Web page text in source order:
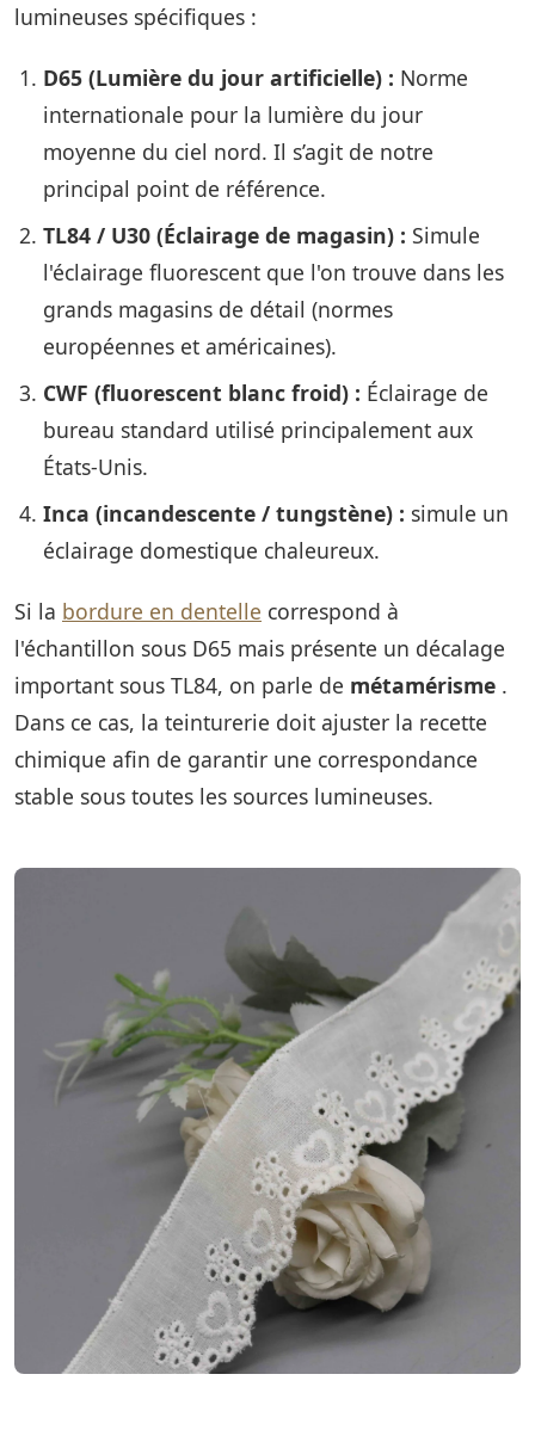
lumineuses spécifiques :
D65 (Lumière du jour artificielle) : Norme
internationale pour la lumière du jour
moyenne du ciel nord. Il s’agit de notre
principal point de référence.
TL84 / U30 (Éclairage de magasin) : Simule
l'éclairage fluorescent que l'on trouve dans les
grands magasins de détail (normes
européennes et américaines).
CWF (fluorescent blanc froid) : Éclairage de
bureau standard utilisé principalement aux
États-Unis.
Inca (incandescente / tungstène) : simule un
éclairage domestique chaleureux.
Si la bordure en dentelle correspond à
l'échantillon sous D65 mais présente un décalage
important sous TL84, on parle de métamérisme .
Dans ce cas, la teinturerie doit ajuster la recette
chimique afin de garantir une correspondance
stable sous toutes les sources lumineuses.